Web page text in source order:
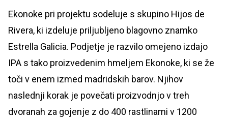
Ekonoke pri projektu sodeluje s skupino Hijos de
Rivera, ki izdeluje priljubljeno blagovno znamko
Estrella Galicia. Podjetje je razvilo omejeno izdajo
IPA s tako proizvedenim hmeljem Ekonoke, ki se že
toči v enem izmed madridskih barov. Njihov
naslednji korak je povečati proizvodnjo v treh
dvoranah za gojenje z do 400 rastlinami v 1200